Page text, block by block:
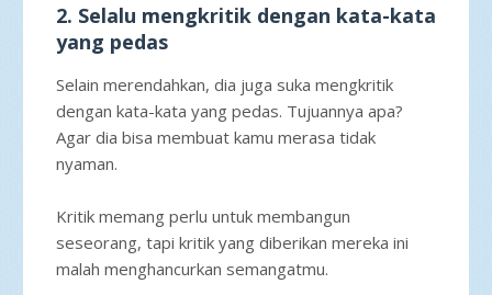
2. Selalu mengkritik dengan kata-kata
yang pedas
Selain merendahkan, dia juga suka mengkritik
dengan kata-kata yang pedas. Tujuannya apa?
Agar dia bisa membuat kamu merasa tidak
nyaman.
Kritik memang perlu untuk membangun
seseorang, tapi kritik yang diberikan mereka ini
malah menghancurkan semangatmu.